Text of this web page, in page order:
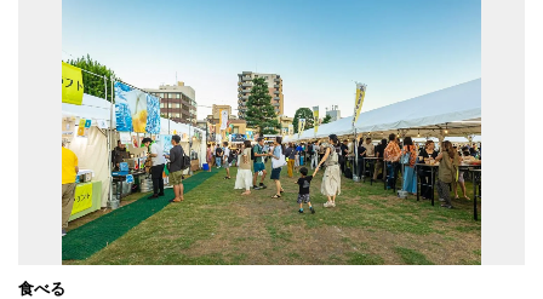
食べる